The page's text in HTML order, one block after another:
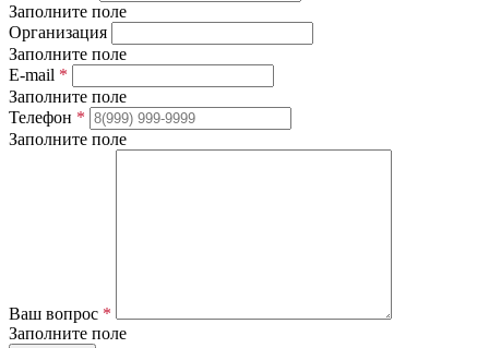
Заполните поле
Организация
Заполните поле
E-mail *
Заполните поле
Телефон *
Заполните поле
Ваш вопрос *
Заполните поле